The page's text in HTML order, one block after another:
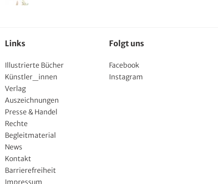
Links
Illustrierte Bücher
Künstler_innen
Verlag
Auszeichnungen
Presse & Handel
Rechte
Begleitmaterial
News
Kontakt
Barrierefreiheit
Impressum
Folgt uns
Facebook
Instagram